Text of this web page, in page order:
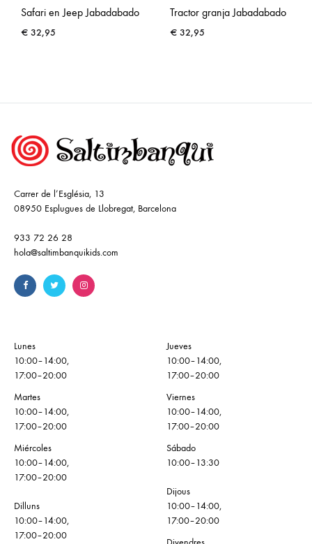
Safari en Jeep Jabadabado
€ 32,95
Tractor granja Jabadabado
€ 32,95
Carrer de l’Església, 13
08950 Esplugues de Llobregat, Barcelona
933 72 26 28
hola@saltimbanquikids.com
Lunes
10:00–14:00,
17:00–20:00
Martes
10:00–14:00,
17:00–20:00
Miércoles
10:00–14:00,
17:00–20:00
Dilluns
10:00–14:00,
17:00–20:00
Jueves
10:00–14:00,
17:00–20:00
Viernes
10:00–14:00,
17:00–20:00
Sábado
10:00–13:30
Dijous
10:00–14:00,
17:00–20:00